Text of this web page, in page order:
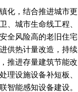
化，结合推进城市更
、城市生命线工程、
全风险高的老旧住宅
供热计量改造，持续
推进存量建筑节能改
理设施设备补短板、
智能感知设备建设。